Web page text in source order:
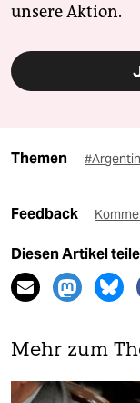
unsere Aktion.
Themen
Feedback
Diesen Artikel
Mehr zum